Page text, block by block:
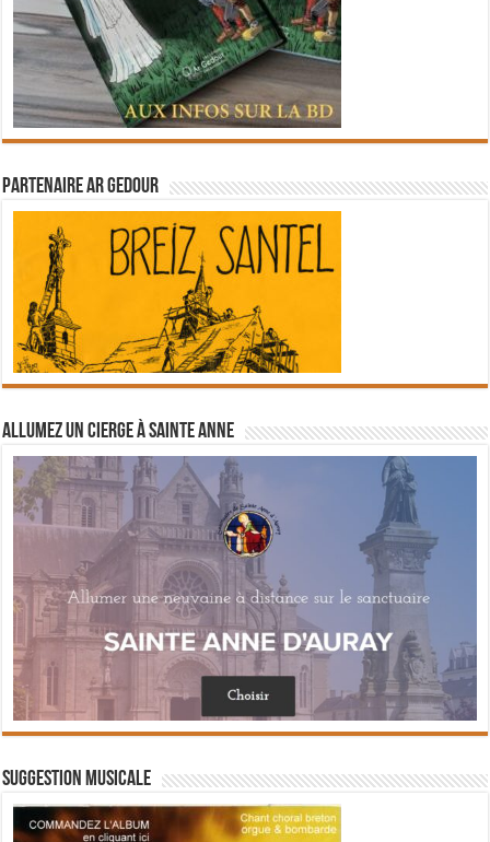
Partenaire Ar Gedour
Allumez un cierge à Sainte Anne
Suggestion musicale